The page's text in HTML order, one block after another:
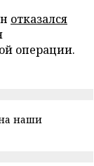
отказался
операции.
наши